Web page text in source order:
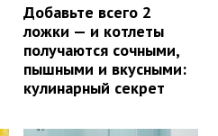
Добавьте всего 2
ложки — и котлеты
получаются сочными,
пышными и вкусными:
кулинарный секрет